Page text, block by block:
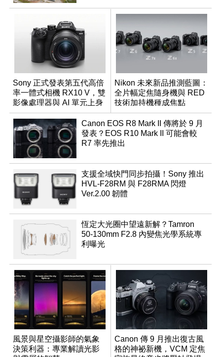
Sony 正式發表第五代高倍
率一體式相機 RX10 V，雙
影像處理器與 AI 單元上身
Nikon 未來新品推測藍圖：
全片幅定焦隨身機與 RED
技術加持機種成焦點
Canon EOS R8 Mark II 傳將於 9 月
發表？EOS R10 Mark II 可能會較
R7 率先推出
支援全域快門同步拍攝！Sony 推出
HVL-F28RM 與 F28RMA 閃燈
Ver.2.00 韌體
恆定大光圈中望遠新解？Tamron
50-130mm F2.8 內變焦光學系統專
利曝光
風景與星空攝影師的氣象
決策利器：專業解讀光影
Canon 傳 9 月推出復古風
格的神祕新機，VCM 定焦